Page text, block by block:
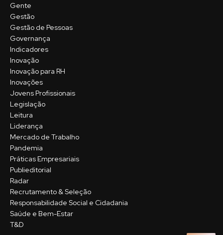
Gente
Gestão
Gestão de Pessoas
Governança
Indicadores
Inovação
Inovação para RH
Inovações
Jovens Profissionais
Legislação
Leitura
Liderança
Mercado de Trabalho
Pandemia
Práticas Empresariais
Publieditorial
Radar
Recrutamento & Seleção
Responsabilidade Social e Cidadania
Saúde e Bem-Estar
T&D